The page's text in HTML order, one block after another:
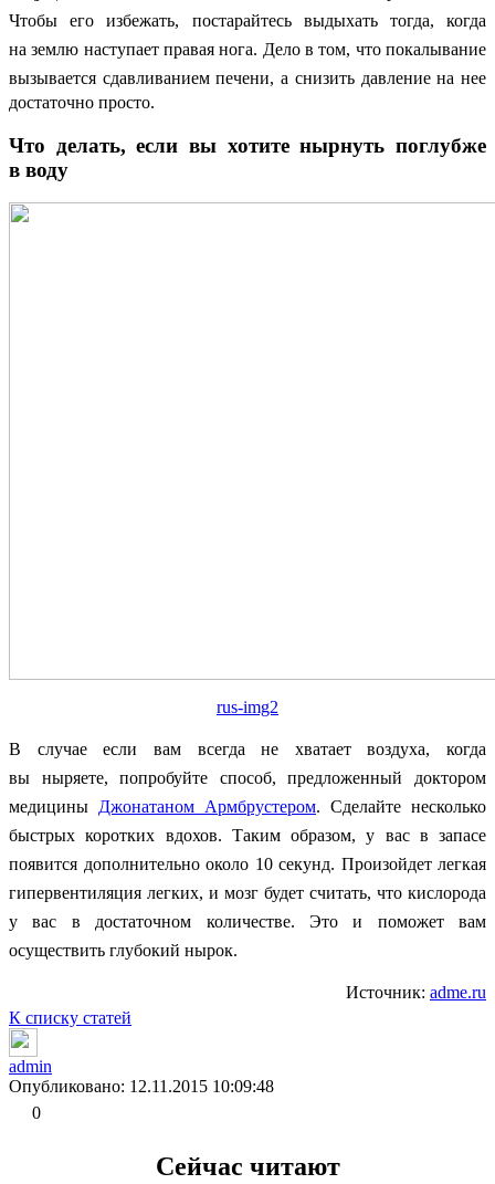
Чтобы его избежать, постарайтесь выдыхать тогда, когда
на землю наступает правая нога. Дело в том, что покалывание
вызывается сдавливанием печени, а снизить давление на нее
достаточно просто.
Что делать, если вы хотите нырнуть поглубже
в воду
rus-img2
В случае если вам всегда не хватает воздуха, когда
вы ныряете, попробуйте способ, предложенный доктором
медицины Джонатаном Армбрустером. Сделайте несколько
быстрых коротких вдохов. Таким образом, у вас в запасе
появится дополнительно около 10 секунд. Произойдет легкая
гипервентиляция легких, и мозг будет считать, что кислорода
у вас в достаточном количестве. Это и поможет вам
осуществить глубокий нырок.
Источник: adme.ru
К списку статей
admin
Опубликовано: 12.11.2015 10:09:48
0
Сейчас читают